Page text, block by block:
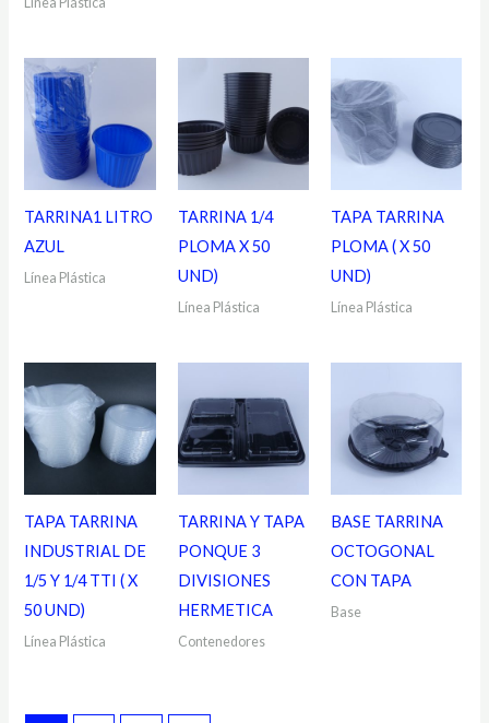
TARRINA1 LITRO
AZUL
Línea Plástica
TARRINA 1/4
PLOMA X 50
UND)
Línea Plástica
TAPA TARRINA
PLOMA ( X 50
UND)
Línea Plástica
TAPA TARRINA
INDUSTRIAL DE
1/5 Y 1/4 TTI ( X
50 UND)
Línea Plástica
TARRINA Y TAPA
PONQUE 3
DIVISIONES
HERMETICA
Contenedores
BASE TARRINA
OCTOGONAL
CON TAPA
Base